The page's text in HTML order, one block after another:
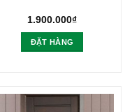
1.900.000₫
ĐẶT HÀNG